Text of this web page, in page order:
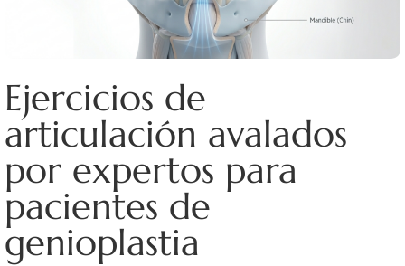
Ejercicios de
articulación avalados
por expertos para
pacientes de
genioplastia